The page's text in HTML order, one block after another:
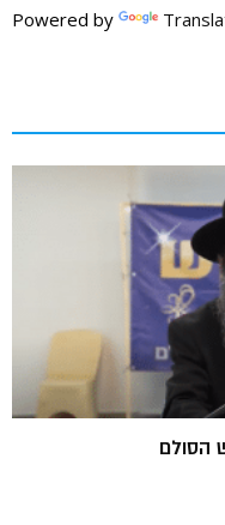
Powered by
הסולם